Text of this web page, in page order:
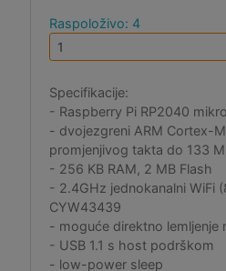
Raspoloživo: 4
Specifikacije:
- Raspberry Pi RP2040
- dvojezgreni ARM Cortex-
promjenjivog takta do 133
- 256 KB RAM, 2 MB Flash
- 2.4GHz jednokanalni WiFi
CYW43439
- moguće direktno lemljenje
- USB 1.1 s host podrškom
- low-power sleep